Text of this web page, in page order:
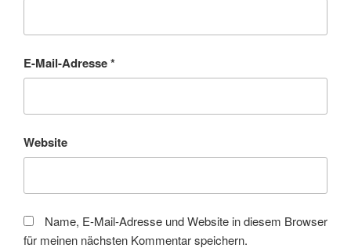
E-Mail-Adresse*
Website
Name, E-Mail-Adresse und Website in diesem Browser
für meinen nächsten Kommentar speichern.